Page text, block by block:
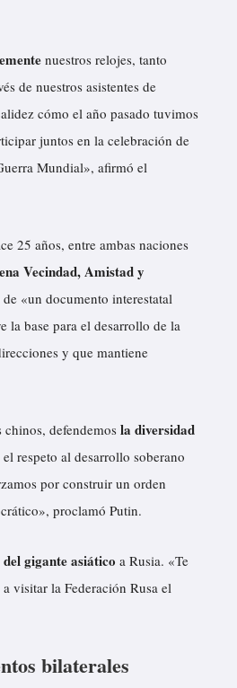
nuestros relojes, tanto
de nuestros asistentes de
cómo el año pasado tuvimos
juntos en la celebración de
Mundial», afirmó el
25 años, entre ambas naciones
Vecindad, Amistad y
«un documento interestatal
la base para el desarrollo de la
y que mantiene
defendemos la diversidad
respeto al desarrollo soberano
por construir un orden
proclamó Putin.
gigante asiático a Rusia. «Te
visitar la Federación Rusa el
bilaterales